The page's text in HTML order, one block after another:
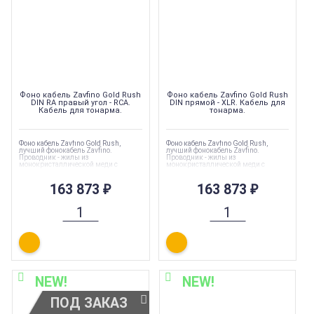
Фоно кабель Zavfino Gold Rush
DIN RA правый угол - RCA.
Кабель для тонарма.
Фоно кабель Zavfino Gold Rush,
лучший фонокабель Zavfino.
Проводник - жилы из
монокристаллической меди с
идеальное экранирование
графеном. Кабель для тонарма.
163 873₽
Фоно кабель Zavfino Gold Rush
DIN прямой - XLR. Кабель для
тонарма.
Фоно кабель Zavfino Gold Rush,
лучший фонокабель Zavfino.
Проводник - жилы из
монокристаллической меди с
идеальное экранирование
графеном. Кабель для тонарма.
163 873₽
ПОД ЗАКАЗ
NEW! NEW!